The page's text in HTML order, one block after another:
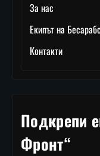
За нас
Екипът на
Контакти
Подкрепи
Фронт“